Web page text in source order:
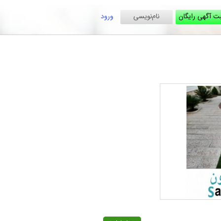
ورود نام‌نویسی آگهی رایگان